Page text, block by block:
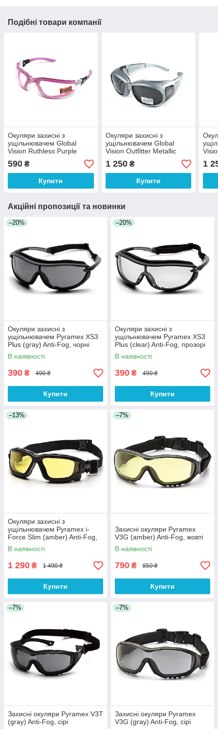
Подібні товари компанії
Окуляри захисні з
ущільнювачем Global
Vision Ruthless Purple
(clear) Anti-Fog, прозорі в
фіолетовій оправі
590 ₴
Купити
Окуляри захисні з
ущільнювачем Global
Vision Outfitter Metallic
сірій оправі
1 250₴
Купити
1
Акційні пропозиції та новинки
–20%
Окуляри захисні з
ущільнювачем Pyramex XS3
Plus (gray) Anti-Fog, чорні
В наявності
390 ₴ 490 ₴
Купити
–20%
Окуляри захисні з
ущільнювачем Pyramex XS3
Plus (clear) Anti-Fog, прозорі
В наявності
390 ₴ 490 ₴
Купити
–13%
Окуляри захисні з
ущільнювачем Pyramex i-
Force Slim (amber) Anti-Fog,
жовті
В наявності
1 290 ₴ 1 490 ₴
Купити
–7%
Захисні окуляри Pyramex
V3G (amber) Anti-Fog, жовті
В наявності
790 ₴ 850 ₴
Купити
–7%
Захисні окуляри Pyramex V3T
(gray) Anti-Fog, сірі
–7%
Захисні окуляри Pyramex
V3G (gray) Anti-Fog, сірі